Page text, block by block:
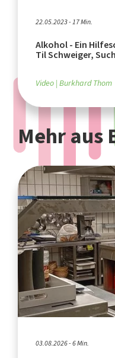
22.05.2023 - 17 Min.
Alkohol - Ein
Til Schweiger,
Video Burkhard Thom
Mehr aus
03.08.2026 - 6 Min.